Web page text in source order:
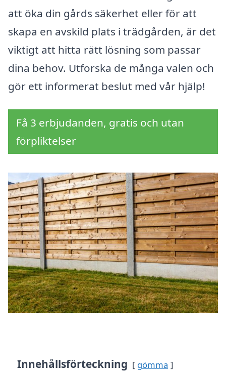
att öka din gårds säkerhet eller för att
skapa en avskild plats i trädgården, är det
viktigt att hitta rätt lösning som passar
dina behov. Utforska de många valen och
gör ett informerat beslut med vår hjälp!
Få 3 erbjudanden, gratis och utan
förpliktelser
Innehållsförteckning gömma